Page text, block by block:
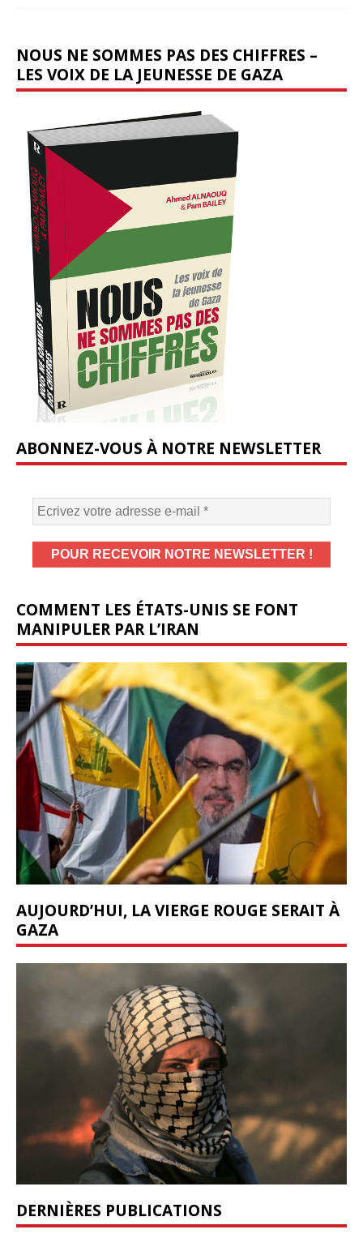
NOUS NE SOMMES PAS DES CHIFFRES –
LES VOIX DE LA JEUNESSE DE GAZA
ABONNEZ-VOUS À NOTRE NEWSLETTER
COMMENT LES ÉTATS-UNIS SE FONT
MANIPULER PAR L’IRAN
AUJOURD’HUI, LA VIERGE ROUGE SERAIT À
GAZA
DERNIÈRES PUBLICATIONS